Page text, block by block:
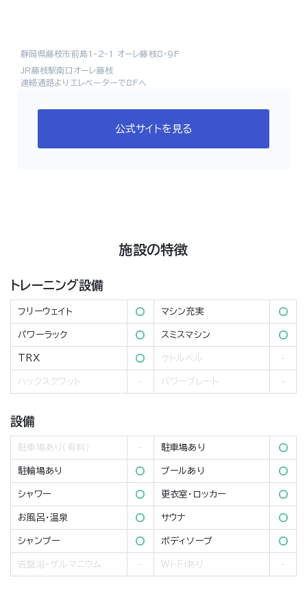
静岡県藤枝市前島1-2-1 オーレ藤枝8･9F
JR藤枝駅南口オーレ藤枝
連絡通路よりエレベーターで8Fへ
公式サイトを見る
施設の特徴
トレーニング設備
フリーウェイト マシン充実
パワーラック スミスマシン
TRX ケトルベル
ハックスクワット パワープレート
設備
駐車場あり（有料） 駐車場あり
駐輪場あり プールあり
シャワー 更衣室・ロッカー
お風呂・温泉 サウナ
シャンプー ボディソープ
岩盤浴・ゲルマニウム Wi-Fiあり